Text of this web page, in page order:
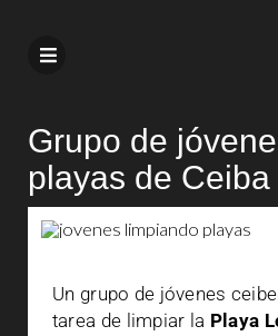
Grupo de
playas de Ceiba
Un grupo de jóvenes
tarea de limpiar la Playa